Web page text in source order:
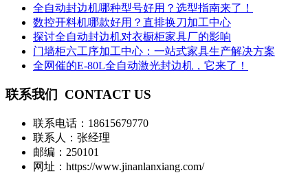
全自动封边机哪种型号好用？选型指南来了！
数控开料机哪款好用？直排换刀加工中心
探讨全自动封边机对衣橱柜家具厂的影响
门墙柜六工序加工中心：一站式家具生产解决方案
全网催的E-80L全自动激光封边机，它来了！
联系我们 CONTACT US
联系电话： 18615679770
联系人：张经理
邮编：250101
网址：https://www.jinanlanxiang.com/